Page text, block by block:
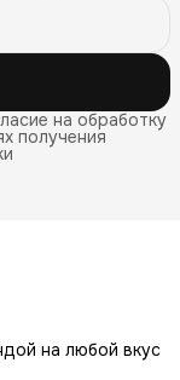
на обработку
получения
на любой вкус